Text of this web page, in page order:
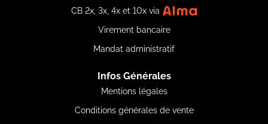
CB 2x, 3x, 4x et 10x via
Virement bancaire
Mandat administratif
Infos Générales
Mentions légales
Conditions générales de vente